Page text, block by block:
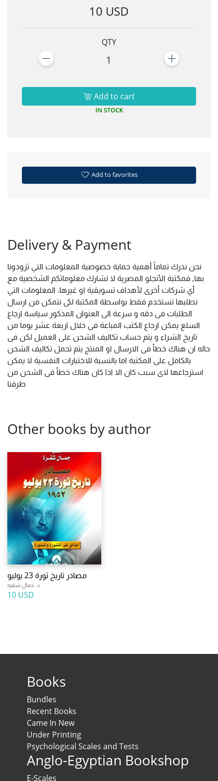
10 USD
QTY
1
Add to cart
IN STOCK
Add to favorites
Delivery & Payment
نحن ندرك تماماً أهمية حماية خصوصية المعلومات التي تزودونا
بها, فمكتبة الأنجلو المصرية لا تشارك معلوماتكم الشخصية مع
أي شركات أخرى لأهداف تسويقية او غيرها. المعلومات التي
نطلبها تستخدم فقط بواسطة المكتبة لكى نتمكن من ارسال
الطلبات فى دقه و سرعة الى العنوان المذكور سياسة ارجاع
السلع يمكن ارجاع الكتب المباعة فى خلال اربعة عشر يوما من
تاريخ الشراء و يتم حساب تكاليف الشحن على العميل لكن فى
حاله ان هناك خطأ فى الارسال او المنتج يتم تحمل تكاليف الشحن
بالكامل على المكتبة اما بالنسبة للاختبارات النفسية لا يمكن
استرجاعها لاى سبب كان الا اذا كان هناك خطأ فى الشحن من
طرفنا
Other books by author
مصادر تاريخ ثورة 23 يوليو
د. جمال شقره
10 USD
Books
Bundles
Recent Books
Came In New
Under Printing
Psychological Scales and Tests
Anglo-Egyptian Bookshop
E-Scales